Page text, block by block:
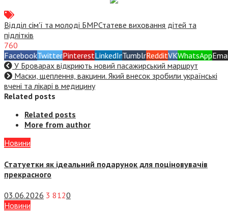
Відділ сім'ї та молоді БМРСтатеве виховання дітей та
підлітків
760
FacebookTwitterPinterestLinkedInTumblrRedditVKWhatsApp
У Броварах відкриють новий пасажирський маршрут
Маски, щеплення, вакцини. Який внесок зробили українські
вчені та лікарі в медицину
Related posts
Related posts
More from author
Новини
Статуетки як ідеальний подарунок для поціновувачів
прекрасного
03.06.2026 3 8120
Новини